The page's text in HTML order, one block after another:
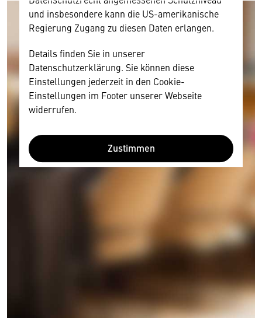
und insbesondere kann die US-amerikanische
Regierung Zugang zu diesen Daten erlangen.
Details finden Sie in unserer
Datenschutzerklärung. Sie können diese
Einstellungen jederzeit in den Cookie-
Einstellungen im Footer unserer Webseite
widerrufen.
Zustimmen